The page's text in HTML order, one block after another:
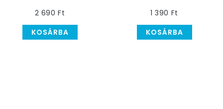
2 690 Ft
KOSÁRBA
1 390 Ft
KOSÁRBA